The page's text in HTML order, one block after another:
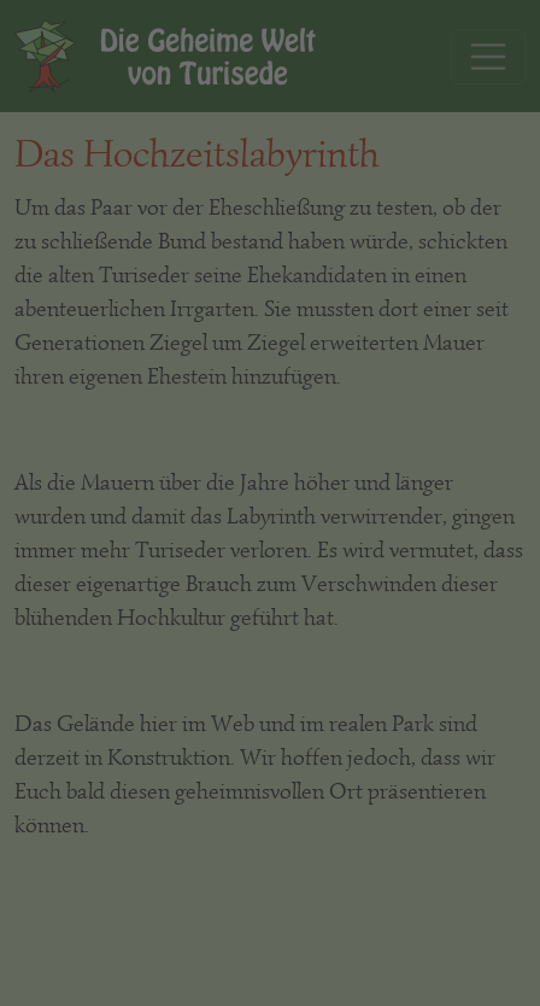
Das Hochzeitslabyrinth
Um das Paar vor der Eheschließung zu testen, ob der
zu schließende Bund bestand haben würde, schickten
die alten Turiseder seine Ehekandidaten in einen
abenteuerlichen Irrgarten. Sie mussten dort einer seit
Generationen Ziegel um Ziegel erweiterten Mauer
ihren eigenen Ehestein hinzufügen.
Als die Mauern über die Jahre höher und länger
wurden und damit das Labyrinth verwirrender, gingen
immer mehr Turiseder verloren. Es wird vermutet, dass
dieser eigenartige Brauch zum Verschwinden dieser
blühenden Hochkultur geführt hat.
Das Gelände hier im Web und im realen Park sind
derzeit in Konstruktion. Wir hoffen jedoch, dass wir
Euch bald diesen geheimnisvollen Ort präsentieren
können.